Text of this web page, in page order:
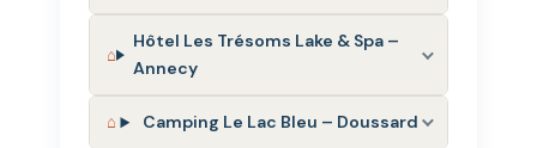
Hôtel Les Trésoms Lake & Spa –
Annecy
Camping Le Lac Bleu – Doussard